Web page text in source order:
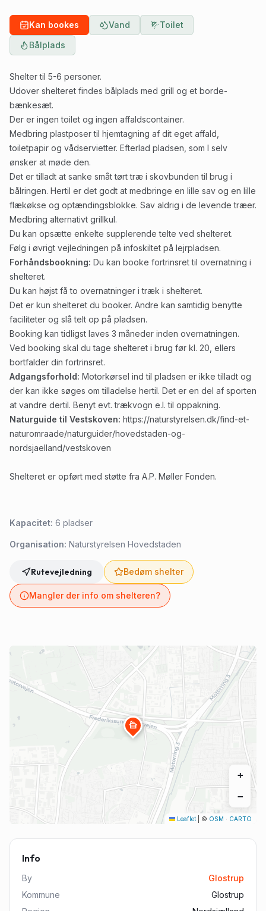
Kan bookes Vand
Toilet
Bålplads
Shelter til 5-6 personer.
Udover shelteret findes bålplads med grill og et borde-
bænkesæt.
Der er ingen toilet og ingen affaldscontainer.
Medbring plastposer til hjemtagning af dit eget affald,
toiletpapir og vådservietter. Efterlad pladsen, som I selv
ønsker at møde den.
Det er tilladt at sanke småt tørt træ i skovbunden til brug i
bålringen. Hertil er det godt at medbringe en lille sav og en lille
flækøkse og optændingsblokke. Sav aldrig i de levende træer.
Medbring alternativt grillkul.
Du kan opsætte enkelte supplerende telte ved shelteret.
Følg i øvrigt vejledningen på infoskiltet på lejrpladsen.
Forhåndsbookning: Du kan booke fortrinsret til overnatning i
shelteret.
Du kan højst få to overnatninger i træk i shelteret.
Det er kun shelteret du booker. Andre kan samtidig benytte
faciliteter og slå telt op på pladsen.
Booking kan tidligst laves 3 måneder inden overnatningen.
Ved booking skal du tage shelteret i brug før kl. 20, ellers
bortfalder din fortrinsret.
Adgangsforhold: Motorkørsel ind til pladsen er ikke tilladt og
der kan ikke søges om tilladelse hertil. Det er en del af sporten
at vandre dertil. Benyt evt. trækvogn e.l. til oppakning.
Naturguide til Vestskoven: https://naturstyrelsen.dk/find-et-
naturomraade/naturguider/hovedstaden-og-
nordsjaelland/vestskoven
Shelteret er opført med støtte fra A.P. Møller Fonden.
Kapacitet: 6 pladser
Organisation: Naturstyrelsen Hovedstaden
Rutevejledning Bedøm shelter
Mangler der info om shelteren?
cabin
+
−
Leaflet © OSM · CARTO
Info
By
Glostrup
Kommune
Glostrup